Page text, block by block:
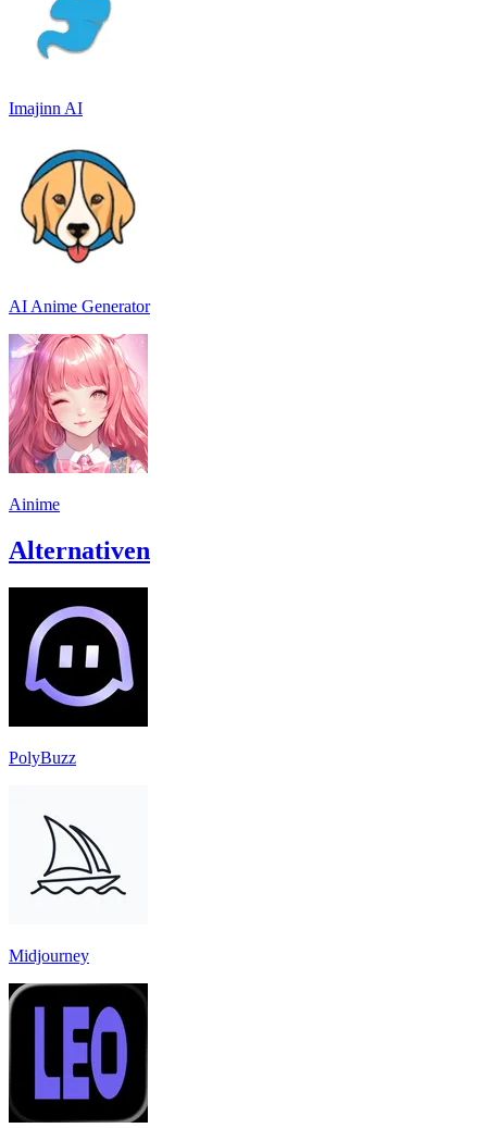
Imajinn AI
AI Anime Generator
Ainime
Alternativen
PolyBuzz
Midjourney